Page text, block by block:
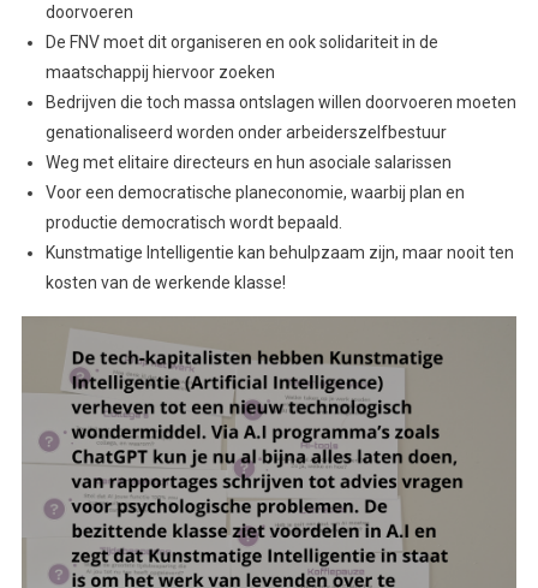
doorvoeren
De FNV moet dit organiseren en ook solidariteit in de
maatschappij hiervoor zoeken
Bedrijven die toch massa ontslagen willen doorvoeren moeten
genationaliseerd worden onder arbeiderszelfbestuur
Weg met elitaire directeurs en hun asociale salarissen
Voor een democratische planeconomie, waarbij plan en
productie democratisch wordt bepaald.
Kunstmatige Intelligentie kan behulpzaam zijn, maar nooit ten
kosten van de werkende klasse!